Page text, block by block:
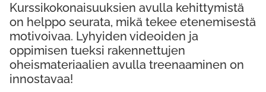
Kurssikokonaisuuksien avulla kehittymistä
on helppo seurata, mikä tekee etenemisestä
motivoivaa. Lyhyiden videoiden ja
oppimisen tueksi rakennettujen
oheismateriaalien avulla treenaaminen on
innostavaa!